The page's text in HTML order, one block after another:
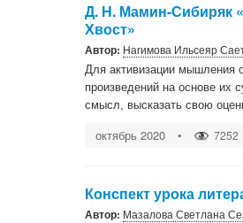
Д. Н. Мамин-Сибиряк
Хвост»
Автор: Нагимова Ильсеяр
Для активизации мышления
произведений на основе их
смысл, высказать свою
октябрь 2020 • 7252
Конспект урока
Автор: Мазалова Светлана